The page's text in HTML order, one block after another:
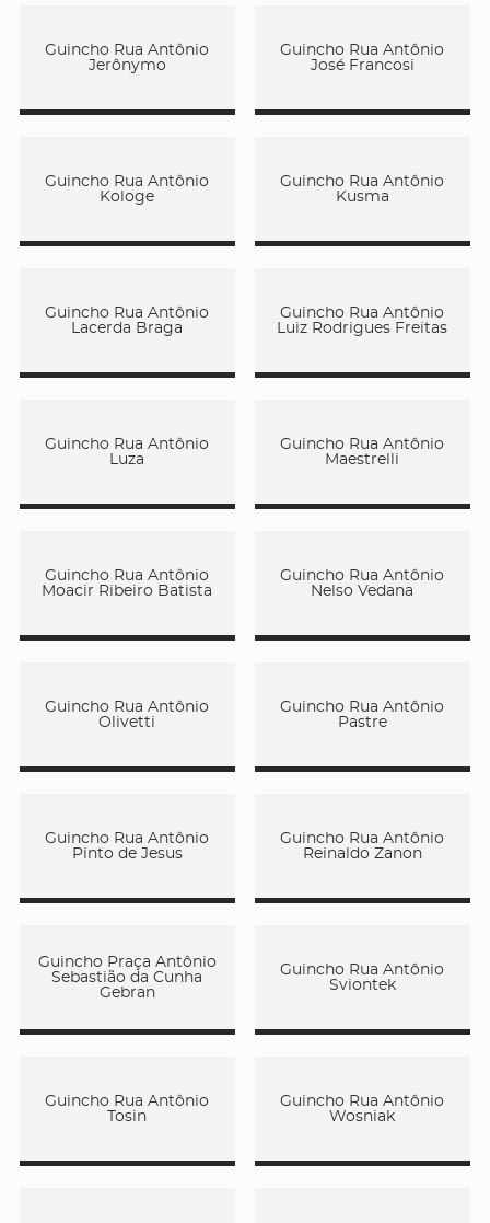
Guincho Rua Antônio
Jerônymo
Guincho Rua Antônio
José Francosi
Guincho Rua Antônio
Kologe
Guincho Rua Antônio
Kusma
Guincho Rua Antônio
Lacerda Braga
Guincho Rua Antônio
Luiz Rodrigues Freitas
Guincho Rua Antônio
Luza
Guincho Rua Antônio
Maestrelli
Guincho Rua Antônio
Moacir Ribeiro Batista
Guincho Rua Antônio
Nelso Vedana
Guincho Rua Antônio
Olivetti
Guincho Rua Antônio
Pastre
Guincho Rua Antônio
Pinto de Jesus
Guincho Rua Antônio
Reinaldo Zanon
Guincho Praça Antônio
Sebastião da Cunha
Gebran
Guincho Rua Antônio
Sviontek
Guincho Rua Antônio
Tosin
Guincho Rua Antônio
Wosniak